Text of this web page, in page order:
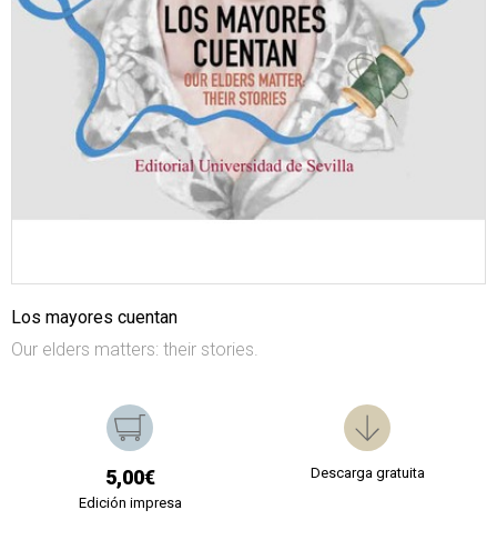
Los mayores cuentan
Our elders matters: their stories.
5,00€
Edición impresa
Descarga gratuita